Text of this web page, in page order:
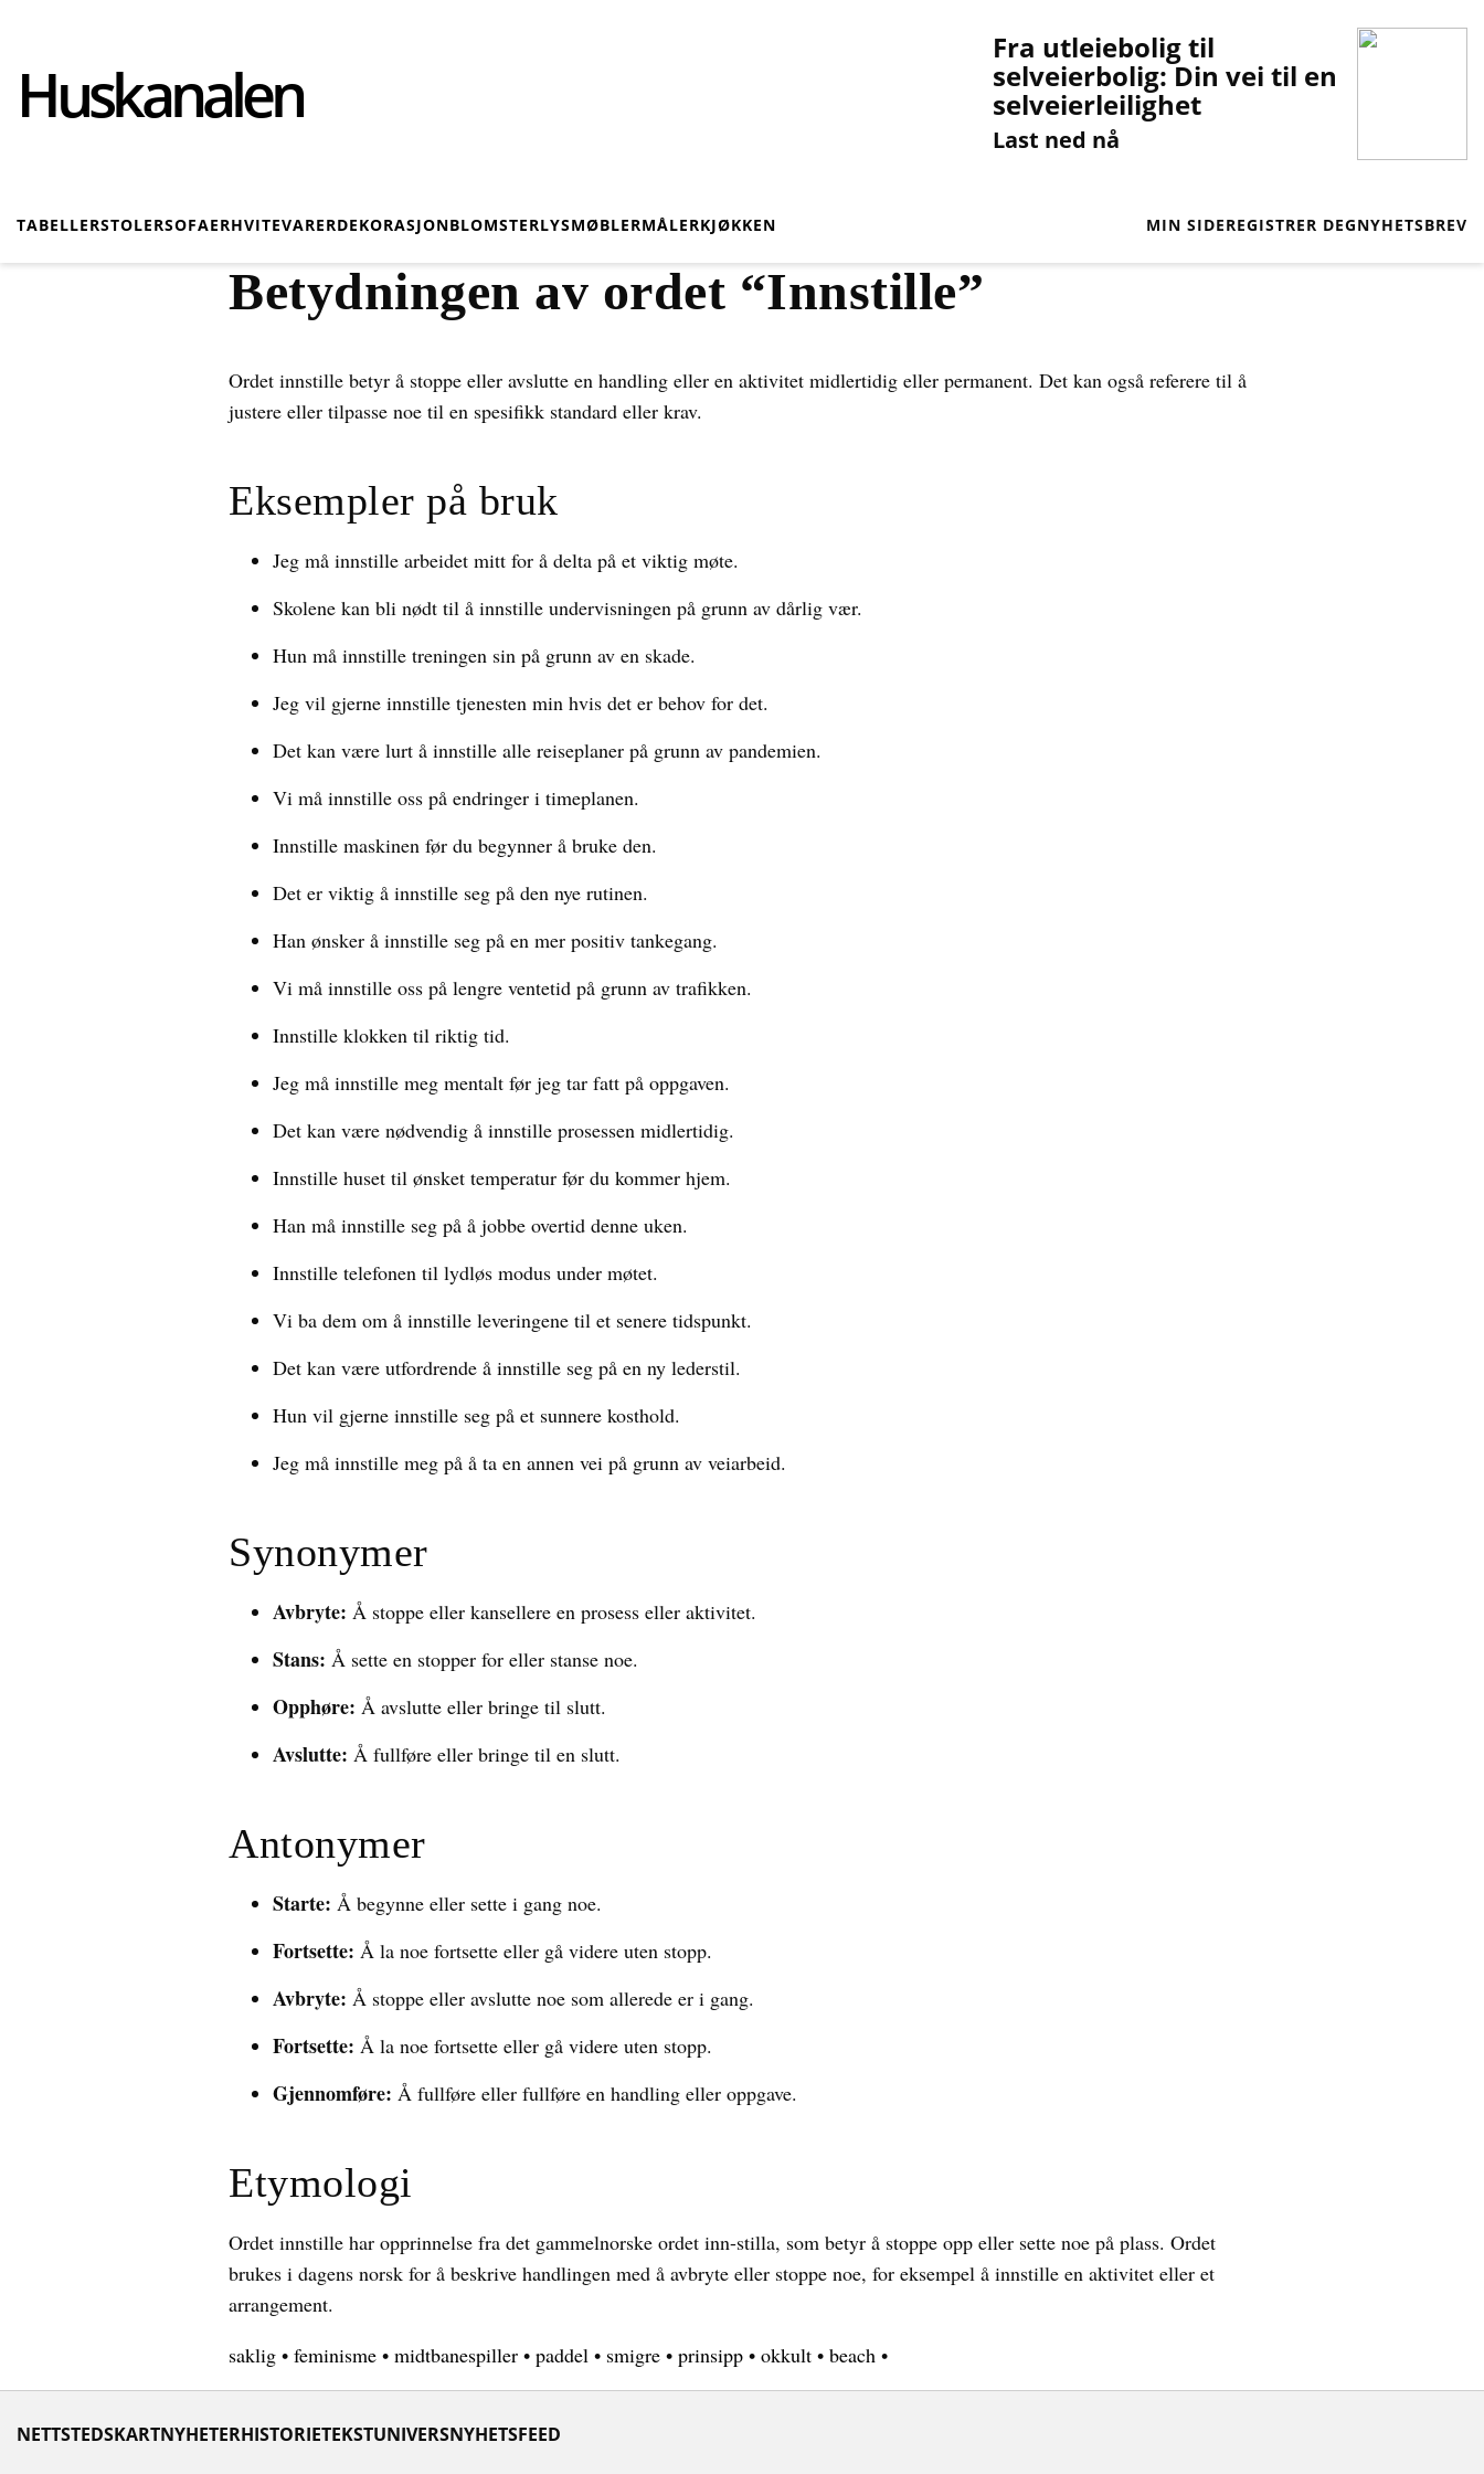
Huskanalen
Fra utleiebolig til
selveierbolig: Din vei til en
selveierleilighet
Last ned nå
TABELLERSTOLERSOFAERHVITEVARERDEKORASJONBLOMSTERLYSMØBLERMÅLERKJØKKEN MIN SIDEREGISTRER DEGNYHETSBREV
Betydningen av ordet “Innstille”
Ordet innstille betyr å stoppe eller avslutte en handling eller en aktivitet midlertidig eller permanent. Det kan også referere til å
justere eller tilpasse noe til en spesifikk standard eller krav.
Eksempler på bruk
Jeg må innstille arbeidet mitt for å delta på et viktig møte.
Skolene kan bli nødt til å innstille undervisningen på grunn av dårlig vær.
Hun må innstille treningen sin på grunn av en skade.
Jeg vil gjerne innstille tjenesten min hvis det er behov for det.
Det kan være lurt å innstille alle reiseplaner på grunn av pandemien.
Vi må innstille oss på endringer i timeplanen.
Innstille maskinen før du begynner å bruke den.
Det er viktig å innstille seg på den nye rutinen.
Han ønsker å innstille seg på en mer positiv tankegang.
Vi må innstille oss på lengre ventetid på grunn av trafikken.
Innstille klokken til riktig tid.
Jeg må innstille meg mentalt før jeg tar fatt på oppgaven.
Det kan være nødvendig å innstille prosessen midlertidig.
Innstille huset til ønsket temperatur før du kommer hjem.
Han må innstille seg på å jobbe overtid denne uken.
Innstille telefonen til lydløs modus under møtet.
Vi ba dem om å innstille leveringene til et senere tidspunkt.
Det kan være utfordrende å innstille seg på en ny lederstil.
Hun vil gjerne innstille seg på et sunnere kosthold.
Jeg må innstille meg på å ta en annen vei på grunn av veiarbeid.
Synonymer
Avbryte: Å stoppe eller kansellere en prosess eller aktivitet.
Stans: Å sette en stopper for eller stanse noe.
Opphøre: Å avslutte eller bringe til slutt.
Avslutte: Å fullføre eller bringe til en slutt.
Antonymer
Starte: Å begynne eller sette i gang noe.
Fortsette: Å la noe fortsette eller gå videre uten stopp.
Avbryte: Å stoppe eller avslutte noe som allerede er i gang.
Fortsette: Å la noe fortsette eller gå videre uten stopp.
Gjennomføre: Å fullføre eller fullføre en handling eller oppgave.
Etymologi
Ordet innstille har opprinnelse fra det gammelnorske ordet inn-stilla, som betyr å stoppe opp eller sette noe på plass. Ordet
brukes i dagens norsk for å beskrive handlingen med å avbryte eller stoppe noe, for eksempel å innstille en aktivitet eller et
arrangement.
saklig • feminisme • midtbanespiller • paddel • smigre • prinsipp • okkult • beach •
NETTSTEDSKARTNYHETERHISTORIETEKSTUNIVERSNYHETSFEED